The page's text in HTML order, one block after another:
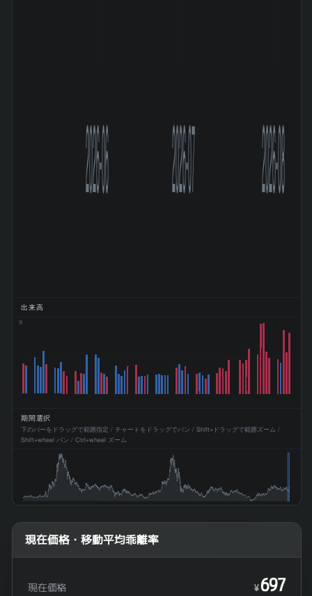
2026-06 2026-07 2026-08
出来高
91M
期間選択
下のバーをドラッグで範囲指定 / チャートをドラッグでパン / Shift+ドラッグで範囲ズーム /
Shift+wheel パン / Ctrl+wheel ズーム
現在価格・移動平均乖離率
現在価格 ¥697